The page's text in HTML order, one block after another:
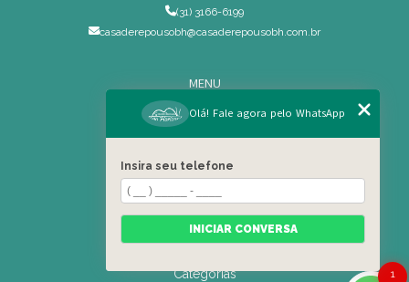
(31) 3166-6199
casaderepousobh@casaderepousobh.com.br
MENU
Home
Institucional
Serviços Especiais
Blog
Residência
Categorias
1
Olá! Fale agora pelo WhatsApp
Insira seu telefone
INICIAR CONVERSA